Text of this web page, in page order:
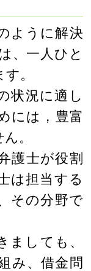
ように解決
、一人ひと
。
状況に適し
には，豊富
。
護士が役割
は担当する
その分野で
ましても、
み、借金問